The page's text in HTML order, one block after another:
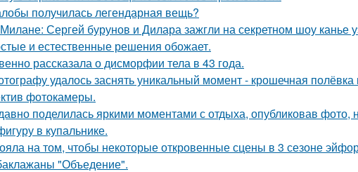
получилась легендарная вещь?
Сергей бурунов и Дилара зажгли на секретном шоу канье
и естественные решения обожает.
рассказала о дисморфии тела в 43 года.
удалось заснять уникальный момент - крошечная полёвка
фотокамеры.
поделилась яркими моментами с отдыха, опубликовав фото,
в купальнике.
на том, чтобы некоторые откровенные сцены в 3 сезоне
"Объедение".